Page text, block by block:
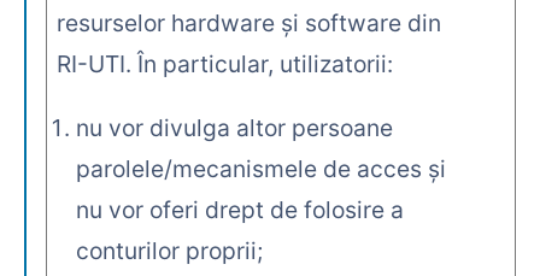
resurselor hardware şi software din
RI-UTI. În particular, utilizatorii:
nu vor divulga altor persoane
parolele/mecanismele de acces şi
nu vor oferi drept de folosire a
conturilor proprii;